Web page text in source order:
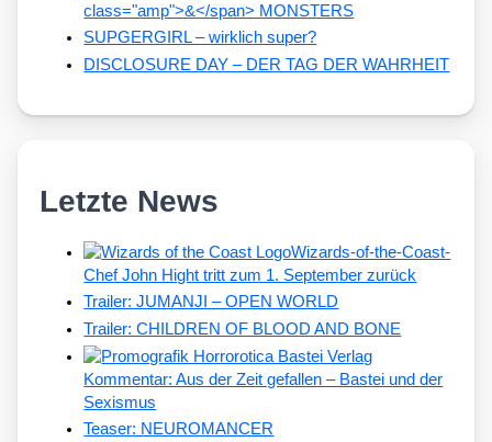
class="amp">&</span> MONSTERS
SUPGERGIRL – wirklich super?
DISCLOSURE DAY – DER TAG DER WAHRHEIT
Letzte News
Wizards-of-the-Coast-
Chef John Hight tritt zum 1. September zurück
Trailer: JUMANJI – OPEN WORLD
Trailer: CHILDREN OF BLOOD AND BONE
Kommentar: Aus der Zeit gefallen – Bastei und der
Sexismus
Teaser: NEUROMANCER